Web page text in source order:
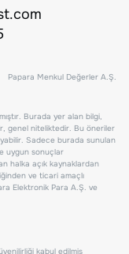
Papara Menkul Değerler A.Ş.
Burada yer alan bilgi,
genel niteliktedir. Bu öneriler
Sadece burada sunulan
uygun sonuçlar
halka açık kaynaklardan
ve ticari amaçlı
Elektronik Para A.Ş. ve
kabul edilmiş